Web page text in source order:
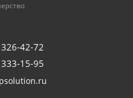
42-72
15-95